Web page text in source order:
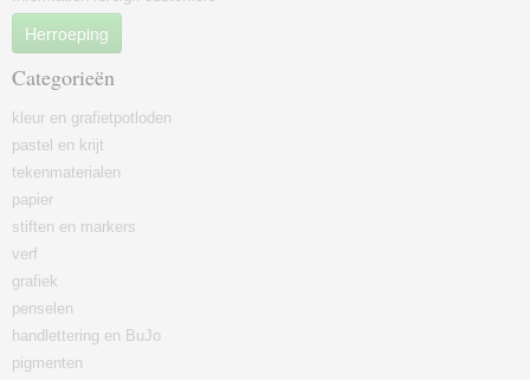
Herroeping
Categorieën
kleur en grafietpotloden
pastel en krijt
tekenmaterialen
papier
stiften en markers
verf
grafiek
penselen
handlettering en BuJo
pigmenten